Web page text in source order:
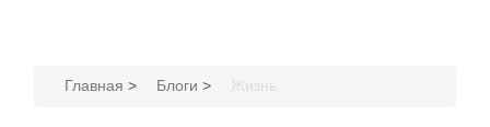
Главная > Блоги > Жизнь